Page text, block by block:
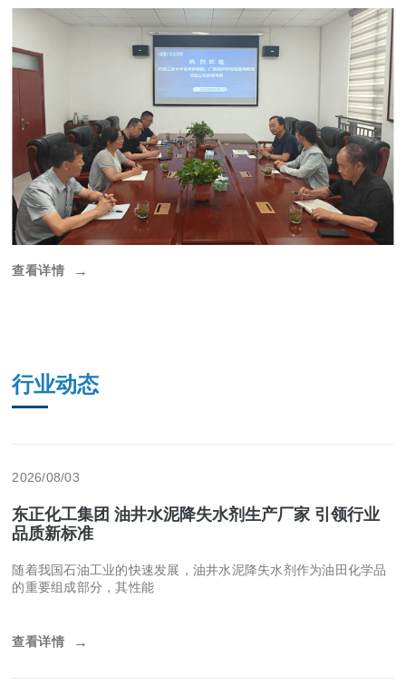
查看详情 →
行业动态
2026/08/03
东正化工集团 油井水泥降失水剂生产厂家 引领行业
品质新标准
随着我国石油工业的快速发展，油井水泥降失水剂作为油田化学品
的重要组成部分，其性能
查看详情 →